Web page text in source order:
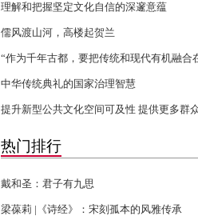
理解和把握坚定文化自信的深邃意蕴
儒风渡山河，高楼起贺兰
中华传统典礼的国家治理智慧
热门排行
戴和圣：君子有九思
梁葆莉 |《诗经》：宋刻孤本的风雅传承